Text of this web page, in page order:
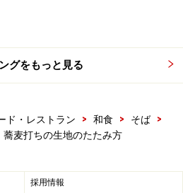
打ち男
です。最新の内容をご確認くださ
グをもっと見る
ド・レストラン > 和食 > そば
>
蕎麦打ちの生地のたたみ方
採用情報